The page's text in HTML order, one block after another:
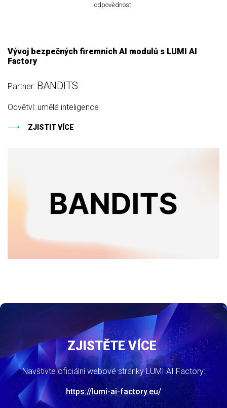
odpovědnost.
Vývoj bezpečných firemních AI modulů s LUMI AI
Factory
Partner: BANDITS
Odvětví: umělá inteligence
ZJISTIT VÍCE
ZJISTĚTE VÍCE
Navštivte oficiální webové stránky LUMI AI Factory:
https://lumi-ai-factory.eu/